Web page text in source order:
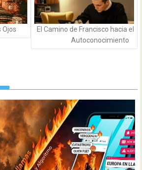
Ojos
El Camino de Francisco hacia el
Autoconocimiento